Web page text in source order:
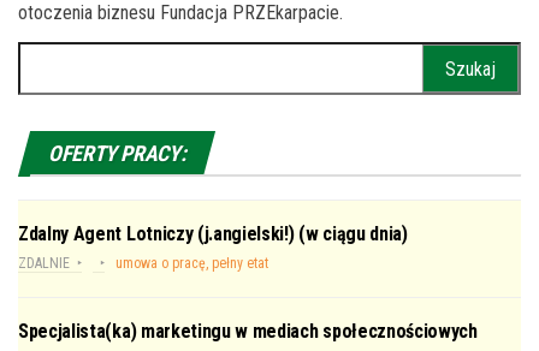
otoczenia biznesu Fundacja PRZEkarpacie.
OFERTY PRACY:
Zdalny Agent Lotniczy (j.angielski!) (w ciągu dnia)
ZDALNIE umowa o pracę, pełny etat
Specjalista(ka) marketingu w mediach społecznościowych